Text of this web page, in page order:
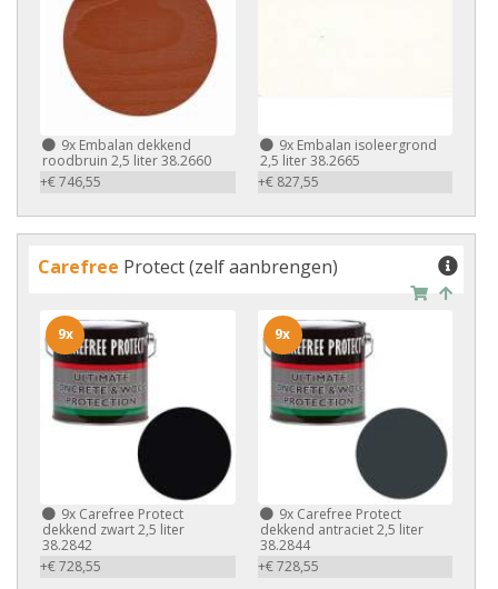
9x Embalan dekkend
roodbruin 2,5 liter 38.2660
+€ 746,55
9xEmbalan isoleergrond
2,5 liter 38.2665
+€ 827,55
Carefree Protect (zelf aanbrengen)
9x Carefree Protect
dekkend zwart 2,5 liter
38.2842
+€ 728,55
9x
9xCarefree Protect
dekkend antraciet 2,5 liter
38.2844
+€ 728,55
9x